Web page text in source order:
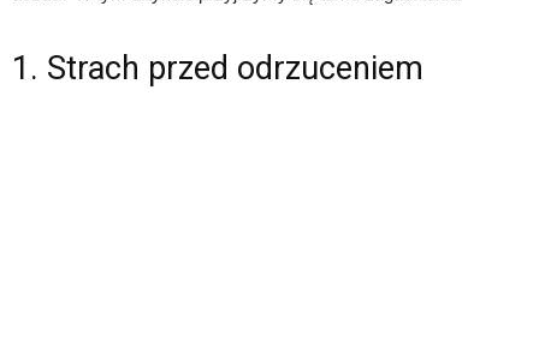
1. Strach przed odrzuceniem